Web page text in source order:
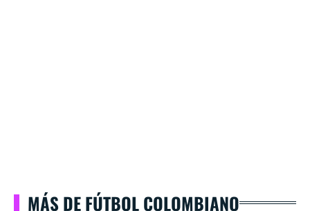
MÁS DE FÚTBOL COLOMBIANO